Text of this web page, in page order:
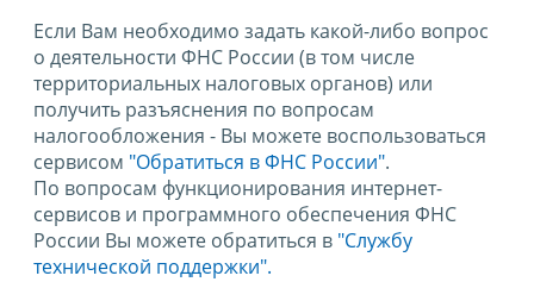
Если Вам необходимо задать какой-либо вопрос
о деятельности ФНС России (в том числе
территориальных налоговых органов) или
получить разъяснения по вопросам
налогообложения - Вы можете воспользоваться
сервисом "Обратиться в ФНС России".
По вопросам функционирования интернет-
сервисов и программного обеспечения ФНС
России Вы можете обратиться в "Службу
технической поддержки".